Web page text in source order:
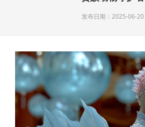
发布日期：2025-06-20